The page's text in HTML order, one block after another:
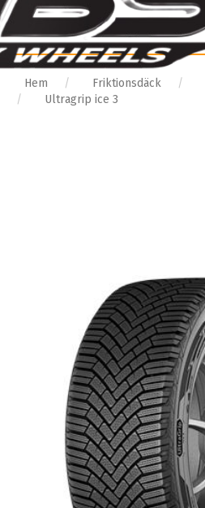
Hem Friktionsdäck
Ultragrip ice 3